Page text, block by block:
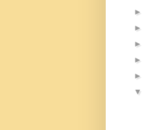
►
►
►
►
►
▼